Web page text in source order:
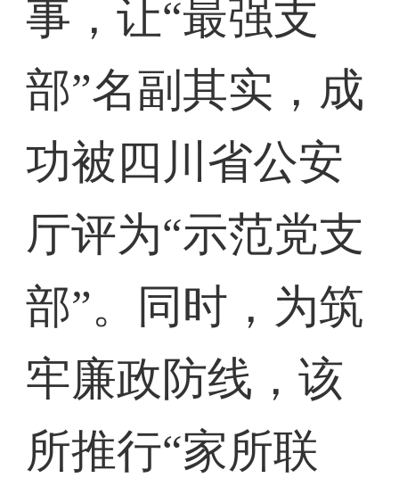
事，让“最强支
部”名副其实，成
功被四川省公安
厅评为“示范党支
部”。同时，为筑
牢廉政防线，该
所推行“家所联